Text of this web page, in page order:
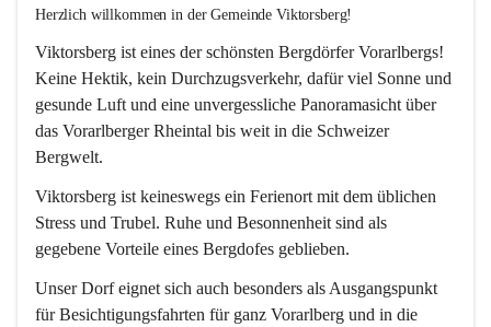
Herzlich willkommen in der Gemeinde Viktorsberg!
Viktorsberg ist eines der schönsten Bergdörfer Vorarlbergs!
Keine Hektik, kein Durchzugsverkehr, dafür viel Sonne und
gesunde Luft und eine unvergessliche Panoramasicht über
das Vorarlberger Rheintal bis weit in die Schweizer
Bergwelt.
Viktorsberg ist keineswegs ein Ferienort mit dem üblichen
Stress und Trubel. Ruhe und Besonnenheit sind als
gegebene Vorteile eines Bergdofes geblieben.
Unser Dorf eignet sich auch besonders als Ausgangspunkt
für Besichtigungsfahrten für ganz Vorarlberg und in die